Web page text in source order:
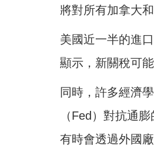
將對所有加拿大
美國近一半的進
顯示，新關稅可
同時，許多經濟
（Fed）對抗通
有時會透過外國